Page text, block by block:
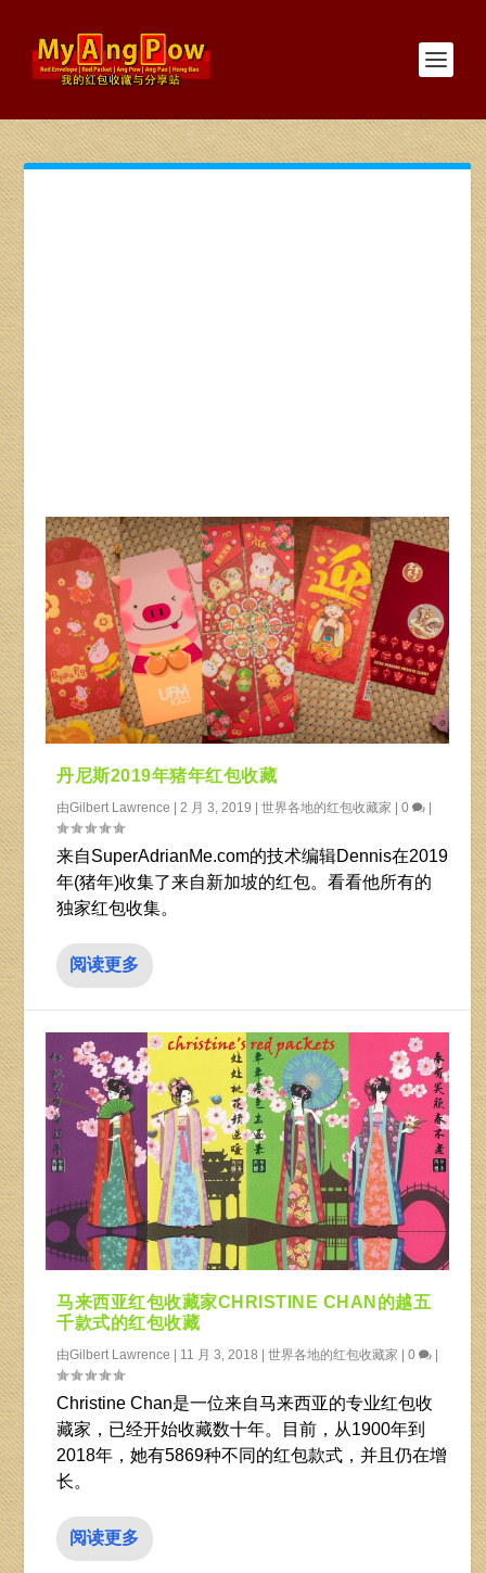
丹尼斯2019年猪年红包收藏
由Gilbert Lawrence | 2 月 3, 2019 |世界各地的红包收藏家 |0 |
来自SuperAdrianMe.com的技术编辑Dennis在2019
年(猪年)收集了来自新加坡的红包。看看他所有的
独家红包收集。
阅读更多
马来西亚红包收藏家CHRISTINE CHAN的越五
千款式的红包收藏
由Gilbert Lawrence 11 月 3, 2018 |世界各地的红包收藏家 |0
Christine Chan是一位来自马来西亚的专业红包收
藏家，已经开始收藏数十年。目前，从1900年到
2018年，她有5869种不同的红包款式，并且仍在增
长。
阅读更多